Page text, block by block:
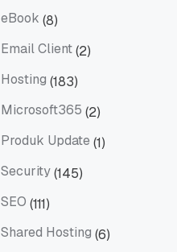
eBook (8)
Email Client(2)
Hosting (183)
Microsoft365 (2)
Produk Update (1)
Security(145)
SEO (111)
Shared Hosting (6)